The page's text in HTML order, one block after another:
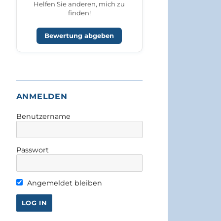
Helfen Sie anderen, mich zu
finden!
Bewertung abgeben
ANMELDEN
Benutzername
Passwort
Angemeldet bleiben